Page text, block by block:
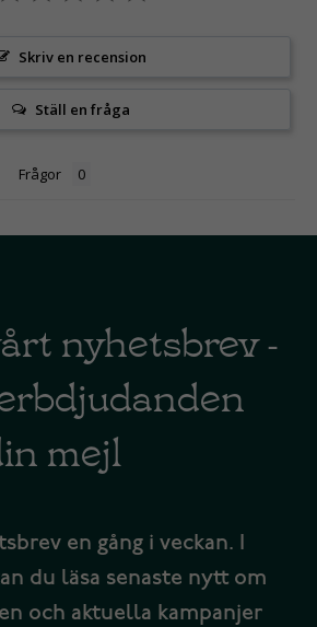
Skriv en recension
Ställ en fråga
Frågor
nyhetsbrev -
mejl
en gång i veckan. I
du läsa senaste nytt om
och aktuella kampanjer